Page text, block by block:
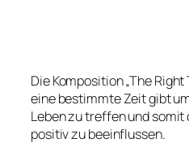
Die Komposition „The
eine bestimmte Zeit gibt
Leben zu treffen und somit
positiv zu beeinflussen.